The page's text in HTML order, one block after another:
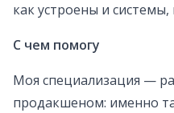
как устроены и
С чем помогу
Моя специализация —
продакшеном: именно